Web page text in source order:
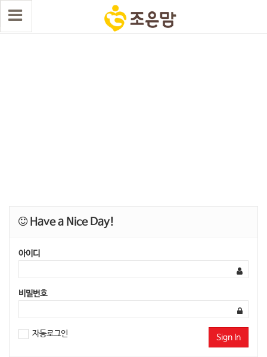
Have a Nice Day!
아이디
비밀번호
자동로그인 Sign In